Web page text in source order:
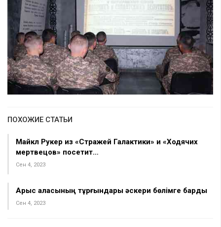
ПОХОЖИЕ СТАТЬИ
Майкл Рукер из «Стражей Галактики» и «Ходячих
мертвецов» посетит…
Сен 4, 2023
Арыс қаласының тұрғындары әскери бөлімге барды
Сен 4, 2023